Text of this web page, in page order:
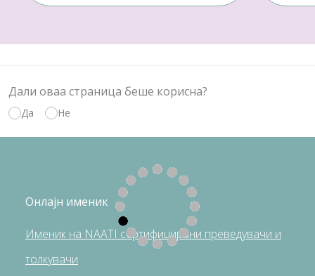
Дали оваа страница беше корисна?
Да Не
Онлајн именик
Именик на NAATI сертифицирани преведувачи и
толкувачи